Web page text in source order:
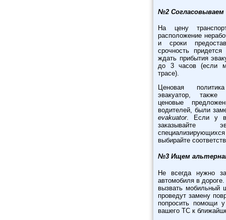
№2 Согласовываем
На цену
расположение
и сроки
срочность
ждать прибытия
до 3 часов (если
трасе).
Ценовая
эвакуатор, также
ценовые
водителей, были
evakuator. Если у
заказывайте
выбирайте
№3 Ищем
Не всегда нужно
автомобиля в
вызвать мобильный
проведут замену
попросить помощи
вашего ТС к